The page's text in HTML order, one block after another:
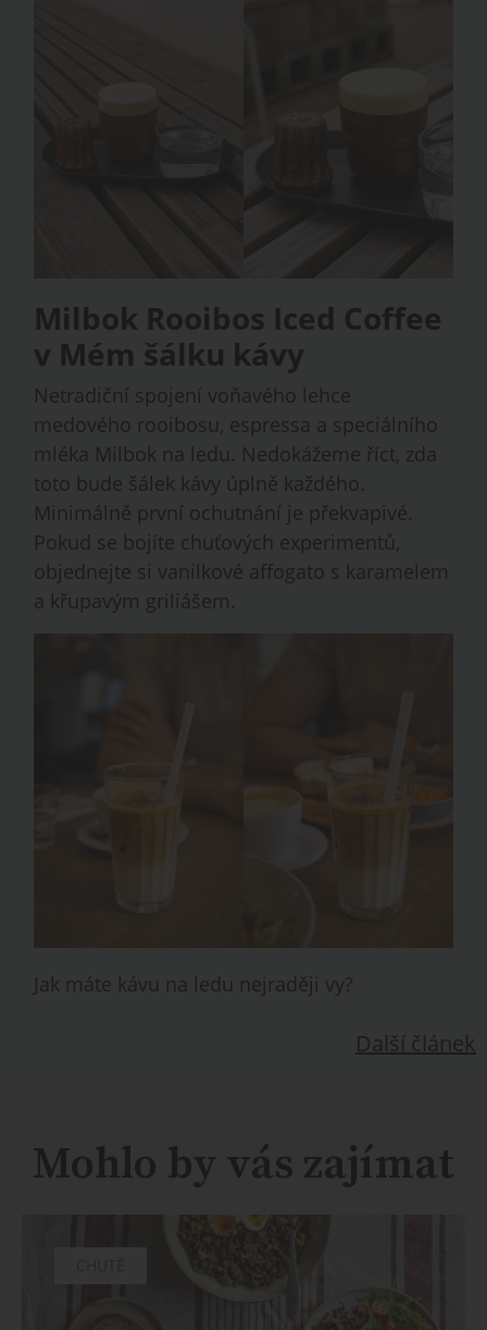
Milbok Rooibos Iced Coffee
v Mém šálku kávy
Netradiční spojení voňavého lehce
medového rooibosu, espressa a speciálního
mléka Milbok na ledu. Nedokážeme říct, zda
toto bude šálek kávy úplně každého.
Minimálně první ochutnání je překvapivé.
Pokud se bojíte chuťových experimentů,
objednejte si vanilkové affogato s karamelem
a křupavým griliášem.
Jak máte kávu na ledu nejraději vy?
Další článek
Mohlo by vás zajímat